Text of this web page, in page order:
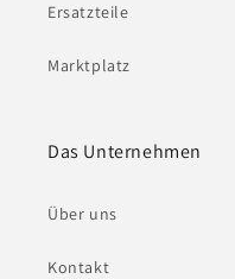
Ersatzteile
Marktplatz
Das Unternehmen
Über uns
Kontakt